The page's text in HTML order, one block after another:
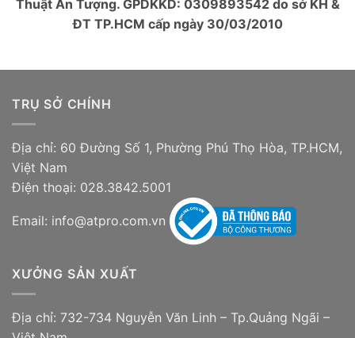
Thuật Ấn Tượng. GPDKKD: 0309893542 do sở KH &
ĐT TP.HCM cấp ngày 30/03/2010
TRỤ SỞ CHÍNH
Địa chỉ: 60 Đường Số 1, Phường Phú Thọ Hòa, TP.HCM,
Việt Nam
Điện thoại: 028.3842.5001
Email: info@atpro.com.vn
XƯỞNG SẢN XUẤT
Địa chỉ: 732-734 Nguyễn Văn Linh – Tp.Quảng Ngãi –